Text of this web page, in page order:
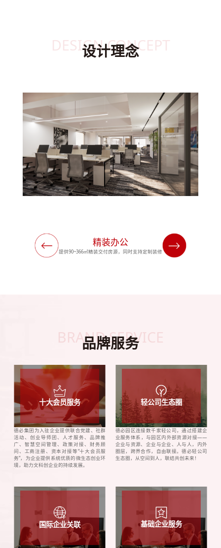
DESIGN CONCEPT
设计理念
精装办公
提供90~366㎡精装交付房源，同时支持定制装修
BRAND SERVICE
品牌服务
十大会员服务
德必集团为入驻企业提供联合党建、社群
活动、创业导师团、人才服务、品牌推
广、智慧空间管理、政策对接、财务顾
问、工商注册、资本对接等“十大会员服
务”，为企业提供系统优质的微生态创业环
境，助力文科创企业的持续发展。
轻公司生态圈
德必园区连接数千家轻公司，通过搭建企
业服务体系，与园区内外部资源对接——
企业与资源、企业与企业、人与人，内外
圈层，跨界合作，自由联接。德必轻公司
生态圈，从空间到人，联结共创未来！
国际企业关联 基础企业服务